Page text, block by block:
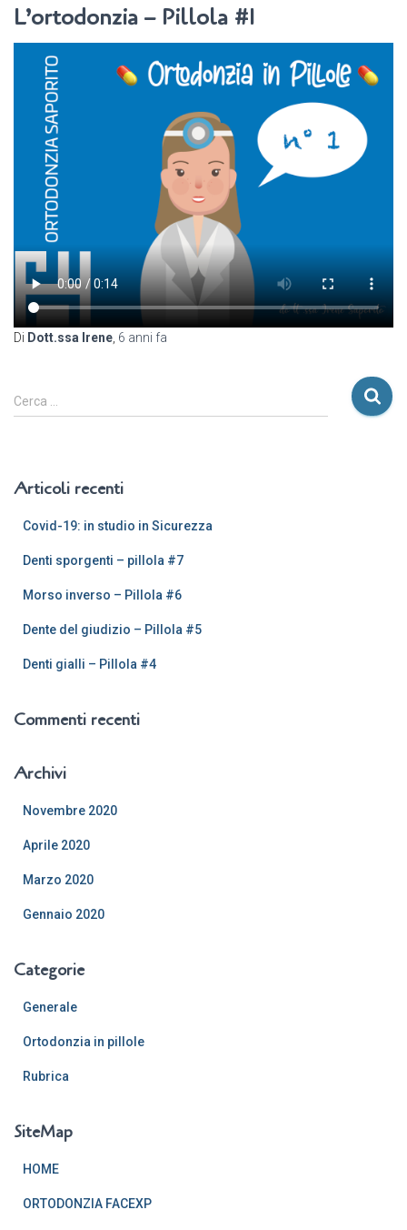
L’ortodonzia – Pillola #1
Di Dott.ssa Irene 6 anni fa
R
i
c
Cerca …
Articoli recenti
Covid-19: in studio in Sicurezza
Denti sporgenti – pillola #7
Morso inverso – Pillola #6
Dente del giudizio – Pillola #5
Denti gialli – Pillola #4
Commenti recenti
Archivi
Novembre 2020
Aprile 2020
Marzo 2020
Gennaio 2020
Categorie
Generale
Ortodonzia in pillole
Rubrica
SiteMap
HOME
ORTODONZIA FACEXP